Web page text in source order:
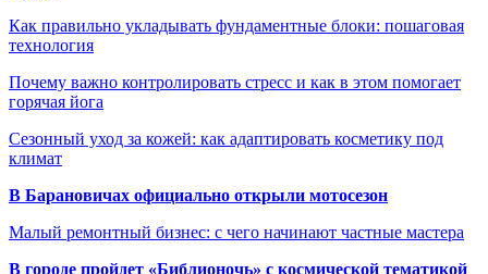
Как правильно укладывать фундаментные блоки: пошаговая
технология
Почему важно контролировать стресс и как в этом помогает
горячая йога
Сезонный уход за кожей: как адаптировать косметику под
климат
В Барановичах официально открыли мотосезон
Малый ремонтный бизнес: с чего начинают частные мастера
В городе пройдет «Библионочь» с космической тематикой